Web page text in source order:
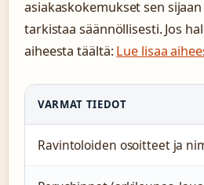
asiakaskokemukset sen
tarkistaa säännöllisesti. Jos
aiheesta täältä:Lue lisaa
VARMAT TIEDOT
Ravintoloiden osoitteet ja